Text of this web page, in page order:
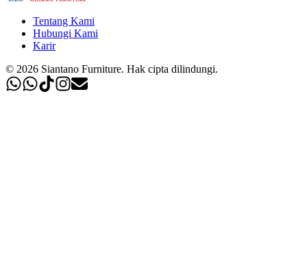
Tentang Kami
Hubungi Kami
Karir
© 2026 Siantano Furniture. Hak cipta dilindungi.